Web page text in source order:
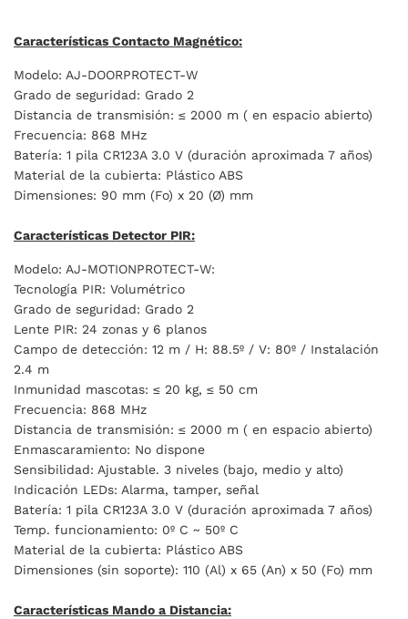
Características Contacto Magnético:
Modelo: AJ-DOORPROTECT-W
Grado de seguridad: Grado 2
Distancia de transmisión: ≤ 2000 m ( en espacio abierto)
Frecuencia: 868 MHz
Batería: 1 pila CR123A 3.0 V (duración aproximada 7 años)
Material de la cubierta: Plástico ABS
Dimensiones: 90 mm (Fo) x 20 (Ø) mm
Características Detector PIR:
Modelo: AJ-MOTIONPROTECT-W:
Tecnología PIR: Volumétrico
Grado de seguridad: Grado 2
Lente PIR: 24 zonas y 6 planos
Campo de detección: 12 m / H: 88.5º / V: 80º / Instalación
2.4 m
Inmunidad mascotas: ≤ 20 kg, ≤ 50 cm
Frecuencia: 868 MHz
Distancia de transmisión: ≤ 2000 m ( en espacio abierto)
Enmascaramiento: No dispone
Sensibilidad: Ajustable. 3 niveles (bajo, medio y alto)
Indicación LEDs: Alarma, tamper, señal
Batería: 1 pila CR123A 3.0 V (duración aproximada 7 años)
Temp. funcionamiento: 0º C ~ 50º C
Material de la cubierta: Plástico ABS
Dimensiones (sin soporte): 110 (Al) x 65 (An) x 50 (Fo) mm
Características Mando a Distancia: